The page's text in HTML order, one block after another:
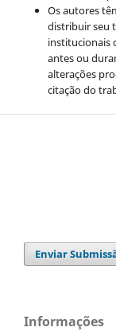
Os autores
distribuir seu
institucionais
antes ou
alterações
citação do
Enviar
Informações